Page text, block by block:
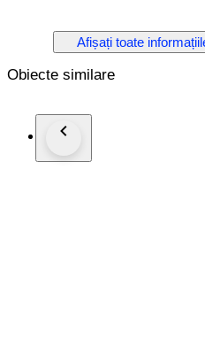
Afișați toate
Obiecte similare